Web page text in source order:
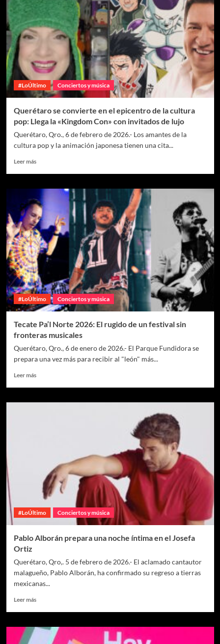
#LoÚltimo Conciertos y música
Querétaro se convierte en el epicentro de la cultura
pop: Llega la «Kingdom Con» con invitados de lujo
Querétaro, Qro., 6 de febrero de 2026.- Los amantes de la
cultura pop y la animación japonesa tienen una cita...
Leer más
#LoÚltimo Conciertos y música
Tecate Pa’l Norte 2026: El rugido de un festival sin
fronteras musicales
Querétaro, Qro., 6 de enero de 2026.- El Parque Fundidora se
prepara una vez más para recibir al "león" más...
Leer más
#LoÚltimo Conciertos y música
Pablo Alborán prepara una noche íntima en el Josefa
Ortiz
Querétaro, Qro,. 5 de febrero de 2026.- El aclamado cantautor
malagueño, Pablo Alborán, ha confirmado su regreso a tierras
mexicanas...
Leer más